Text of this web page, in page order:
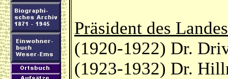
Präsident des
(1920-1922) Dr.
(1923-1932) Dr.